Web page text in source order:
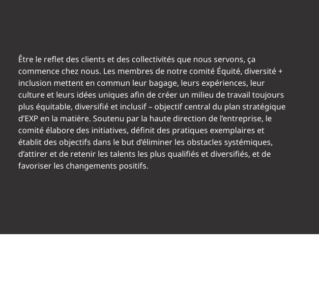
Être le reflet des clients et des collectivités que nous servons, ça
commence chez nous. Les membres de notre comité Équité, diversité +
inclusion mettent en commun leur bagage, leurs expériences, leur
culture et leurs idées uniques afin de créer un milieu de travail toujours
plus équitable, diversifié et inclusif – objectif central du plan stratégique
d’EXP en la matière. Soutenu par la haute direction de l’entreprise, le
comité élabore des initiatives, définit des pratiques exemplaires et
établit des objectifs dans le but d’éliminer les obstacles systémiques,
d’attirer et de retenir les talents les plus qualifiés et diversifiés, et de
favoriser les changements positifs.